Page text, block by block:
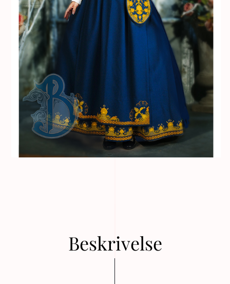
Beskrivelse